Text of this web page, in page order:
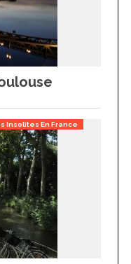
Insolites En France